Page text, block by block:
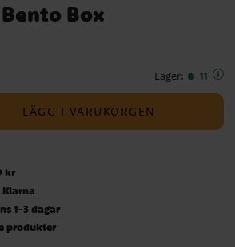
Box
Lager: 11
LÄGG I VARUKORGEN
kr
1-3 dagar
produkter